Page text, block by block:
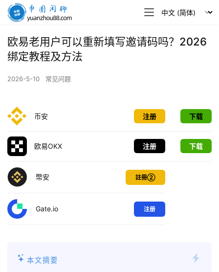
币
闲
聊
欧易老用户可以重新填写邀请码吗？2026
绑定教程及方法
2026-5-10 常见问题
币安 注册 下载
欧易OKX 注册 下载
幣安 註冊②
Gate.io 注册
本文摘要